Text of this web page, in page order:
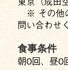
※ その他
問い合わせ
食事条件
朝0回、昼0